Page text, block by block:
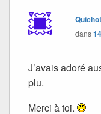
dans
J’avais adoré
plu.
Merci à toi.